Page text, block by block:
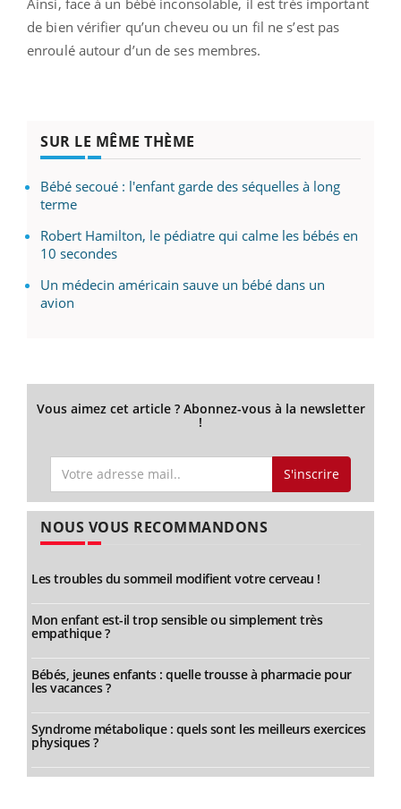
Ainsi, face à un bébé inconsolable, il est très important
de bien vérifier qu’un cheveu ou un fil ne s’est pas
enroulé autour d’un de ses membres.
SUR LE MÊME THÈME
Bébé secoué : l'enfant garde des séquelles à long
terme
Robert Hamilton, le pédiatre qui calme les bébés en
10 secondes
Un médecin américain sauve un bébé dans un
avion
Vous aimez cet article ? Abonnez-vous à la newsletter
!
S'inscrire
NOUS VOUS RECOMMANDONS
Les troubles du sommeil modifient votre cerveau !
Mon enfant est-il trop sensible ou simplement très
empathique ?
Bébés, jeunes enfants : quelle trousse à pharmacie pour
les vacances ?
Syndrome métabolique : quels sont les meilleurs exercices
physiques ?